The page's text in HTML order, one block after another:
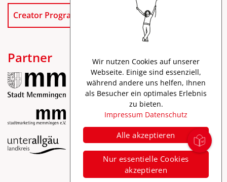
Creator Program
Partner
Impressum
Datenschutz
Barrierefreiheit
Wir nutzen Cookies auf unserer
Webseite. Einige sind essenziell,
während andere uns helfen, Ihnen
als Besucher ein optimales Erlebnis
zu bieten.
Impressum Datenschutz
Alle akzeptieren
Nur essentielle Cookies
akzeptieren